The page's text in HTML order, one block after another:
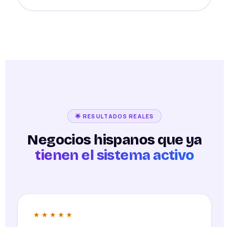
🌟 RESULTADOS REALES
Negocios hispanos que ya
tienen el sistema activo
★★★★★